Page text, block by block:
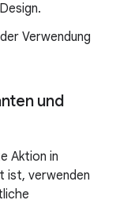
Verwendung
und
Aktion in
ist, verwenden